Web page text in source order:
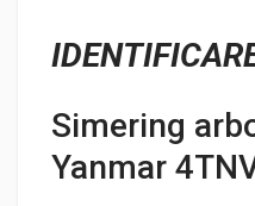
Simering
Yanmar